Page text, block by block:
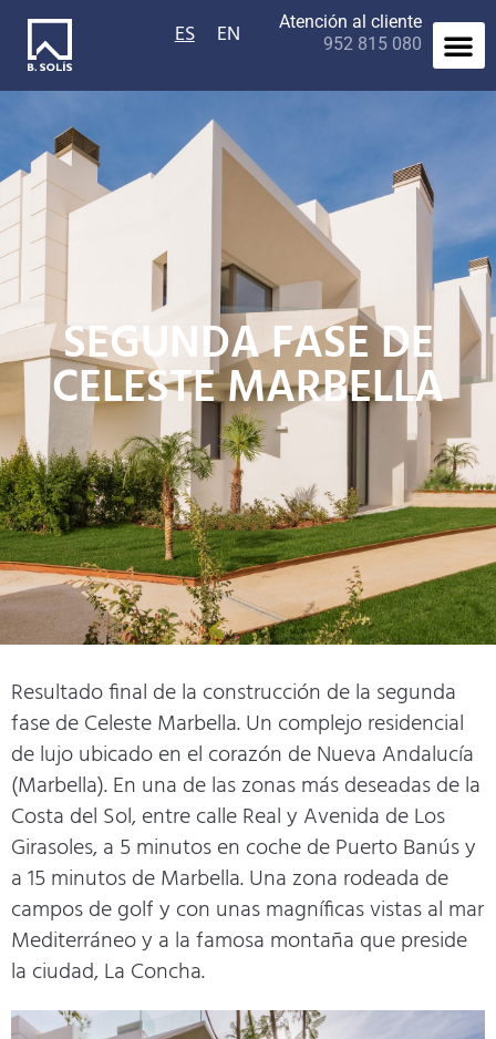
ES EN
Atención al cliente
952 815 080
SEGUNDA FASE DE
CELESTE MARBELLA
Resultado final de la construcción de la segunda
fase de Celeste Marbella. Un complejo residencial
de lujo ubicado en el corazón de Nueva Andalucía
(Marbella). En una de las zonas más deseadas de la
Costa del Sol, entre calle Real y Avenida de Los
Girasoles, a 5 minutos en coche de Puerto Banús y
a 15 minutos de Marbella. Una zona rodeada de
campos de golf y con unas magníficas vistas al mar
Mediterráneo y a la famosa montaña que preside
la ciudad, La Concha.